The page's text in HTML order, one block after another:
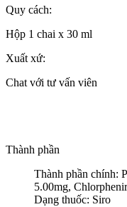
Quy cách:
Hộp 1 chai x 30 ml
Xuất xứ:
Chat với tư vấn viên
Thành phần
Thành phần chính:
5.00mg,
Dạng thuốc: Siro